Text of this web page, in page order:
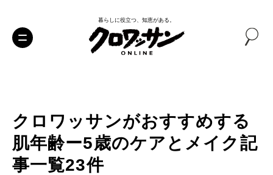
暮らしに役立つ、知恵がある。
クロワッサンがおすすめする
肌年齢ー5歳のケアとメイク記
事一覧23件